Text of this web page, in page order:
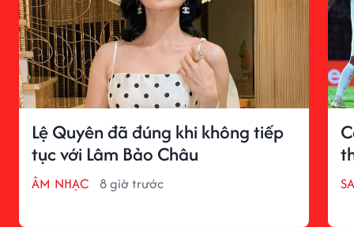
Lệ Quyên đã đúng khi không tiếp
tục với Lâm Bảo Châu
ÂM NHẠC 8 giờ trước